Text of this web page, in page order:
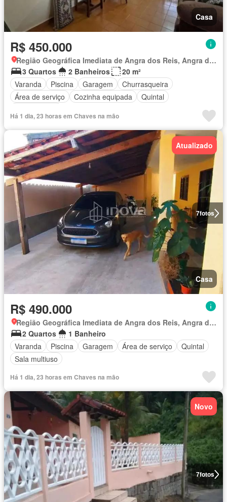
Casa
R$ 450.000
Região Geográfica Imediata de Angra dos Reis, Angra dos Reis
3 Quartos
2 Banheiros
20 m²
Varanda
Piscina Garagem
Churrasqueira
Área de serviço
Cozinha equipada
Quintal
Há 1 dia, 23 horas em Chaves na mão
7fotos
Atualizado
Casa
R$ 490.000
Região Geográfica Imediata de Angra dos Reis, Angra dos Reis
2 Quartos
1 Banheiro
Varanda
Piscina Garagem Área de serviço
Quintal
Sala multiuso
Há 1 dia, 23 horas em Chaves na mão
7fotos
Novo